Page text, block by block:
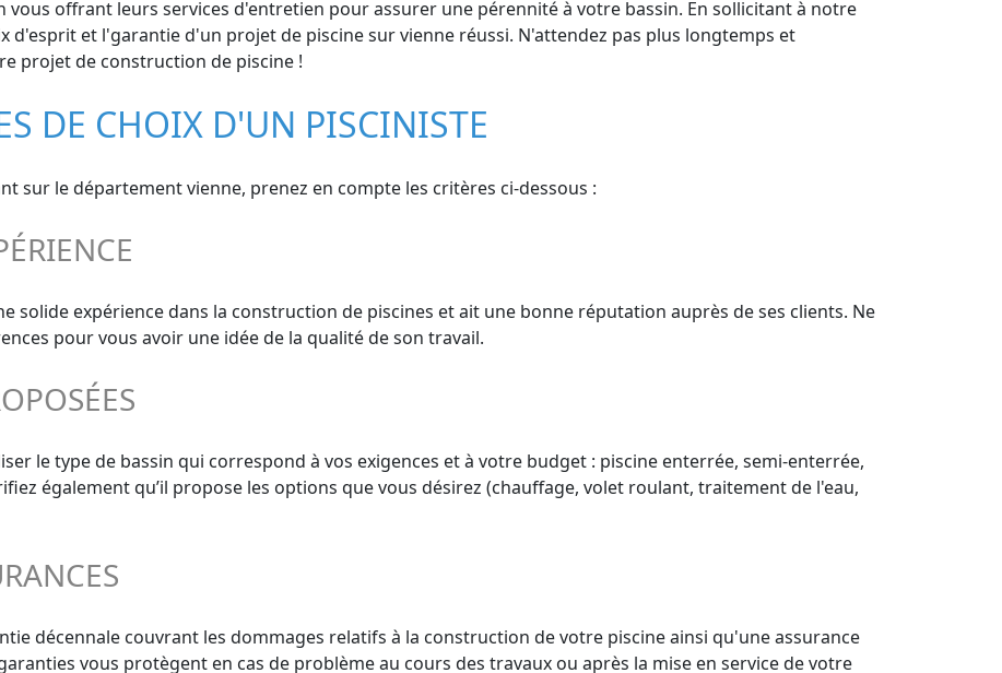
vous offrant leurs services d'entretien pour assurer une pérennité à votre bassin. En sollicitant à notre
d'esprit et l'garantie d'un projet de piscine sur vienne réussi. N'attendez pas plus longtemps et
projet de construction de piscine !
DE CHOIX D'UN PISCINISTE
sur le département vienne, prenez en compte les critères ci-dessous :
solide expérience dans la construction de piscines et ait une bonne réputation auprès de ses clients. Ne
pour vous avoir une idée de la qualité de son travail.
le type de bassin qui correspond à vos exigences et à votre budget : piscine enterrée, semi-enterrée,
également qu’il propose les options que vous désirez (chauffage, volet roulant, traitement de l'eau,
décennale couvrant les dommages relatifs à la construction de votre piscine ainsi qu'une assurance
vous protègent en cas de problème au cours des travaux ou après la mise en service de votre